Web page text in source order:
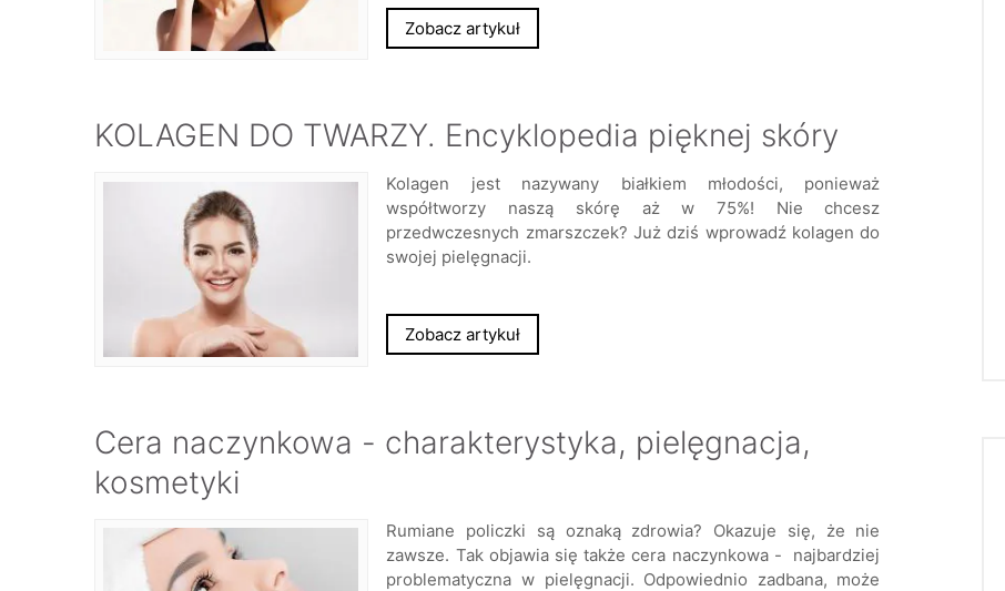
Zobacz artykuł
KOLAGEN DO TWARZY. Encyklopedia pięknej skóry
Kolagen jest nazywany białkiem młodości, ponieważ
współtworzy naszą skórę aż w 75%! Nie chcesz
przedwczesnych zmarszczek? Już dziś wprowadź kolagen do
swojej pielęgnacji.
Zobacz artykuł
Cera naczynkowa - charakterystyka, pielęgnacja,
kosmetyki
Rumiane policzki są oznaką zdrowia? Okazuje się, że nie
zawsze. Tak objawia się także cera naczynkowa - najbardziej
problematyczna w pielęgnacji. Odpowiednio zadbana, może